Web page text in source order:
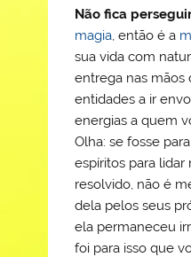
Não fica
magia, então é a
sua vida com
entrega nas mãos
entidades a ir
energias a quem
Olha: se fosse
espíritos para lidar
resolvido, não é
dela pelos seus
ela permaneceu
foi para isso que